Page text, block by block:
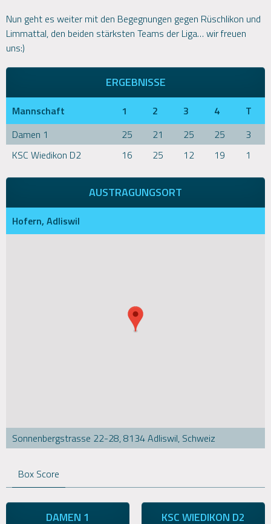
Nun geht es weiter mit den Begegnungen gegen Rüschlikon und
Limmattal, den beiden stärksten Teams der Liga… wir freuen
uns:)
ERGEBNISSE
Mannschaft 1 2 3 4
T
Damen 1
25 21 25 25
3
KSC Wiedikon D2
16 25 12 19 1
AUSTRAGUNGSORT
Hofern, Adliswil
Sonnenbergstrasse 22-28, 8134 Adliswil, Schweiz
Box Score
DAMEN 1 KSC WIEDIKON D2